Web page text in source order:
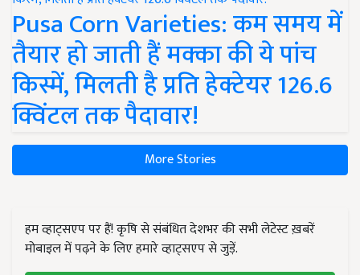
Pusa Corn Varieties: कम समय में
तैयार हो जाती हैं मक्का की ये पांच
किस्में, मिलती है प्रति हेक्टेयर 126.6
क्विंटल तक पैदावार!
More Stories
हम व्हाट्सएप पर हैं! कृषि से संबंधित देशभर की सभी लेटेस्ट ख़बरें
मोबाइल में पढ़ने के लिए हमारे व्हाट्सएप से जुड़ें.